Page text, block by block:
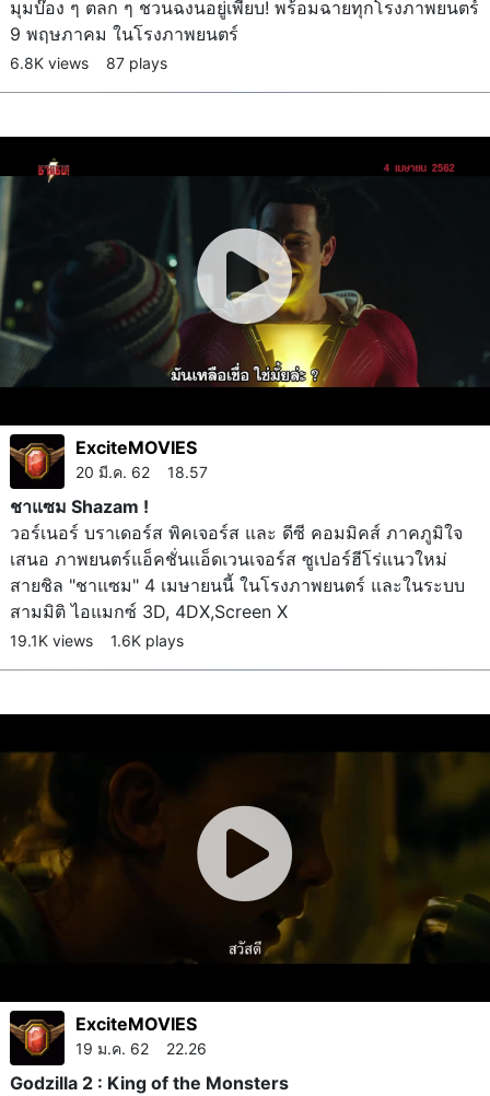
มุมบ๊อง ๆ ตลก ๆ ชวนฉงนอยู่เพียบ! พร้อมฉายทุกโรงภาพยนตร์
9 พฤษภาคม ในโรงภาพยนตร์
6.8K views 87 plays
ExciteMOVIES
20 มี.ค. 62 18.57
ชาแซม Shazam !
วอร์เนอร์ บราเดอร์ส พิคเจอร์ส และ ดีซี คอมมิคส์ ภาคภูมิใจ
เสนอ ภาพยนตร์แอ็คชั่นแอ็ดเวนเจอร์ส ซูเปอร์ฮีโร่แนวใหม่
สายชิล "ชาแซม" 4 เมษายนนี้ ในโรงภาพยนตร์ และในระบบ
สามมิติ ไอแมกซ์ 3D, 4DX,Screen X
19.1K views 1.6K plays
ExciteMOVIES
19 ม.ค. 62 22.26
Godzilla 2 : King of the Monsters